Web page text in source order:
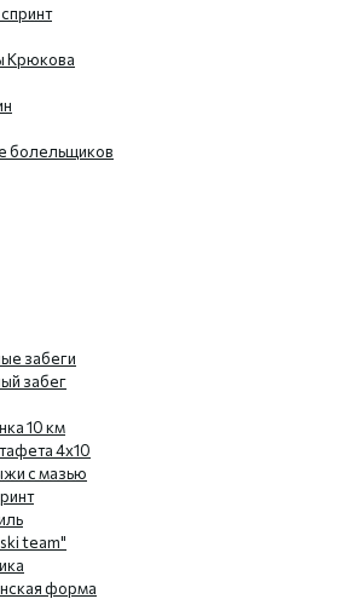
Крюкова
болельщиков
забеги
забег
10 км
4х10
с мазью
team"
форма